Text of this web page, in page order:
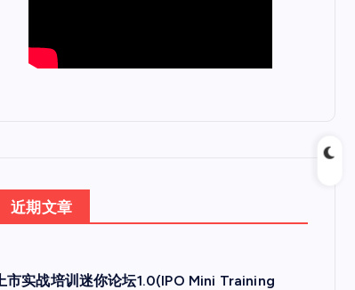
近期文章
上市实战培训迷你论坛1.0(IPO Mini Training